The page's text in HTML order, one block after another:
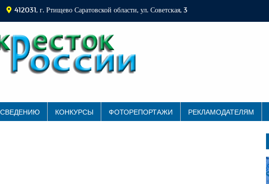
412031, г. Ртищево Саратовской области, ул. Советская, 3
КОНКУРСЫ ФОТОРЕПОРТАЖИ РЕКЛАМОДАТЕЛЯМ